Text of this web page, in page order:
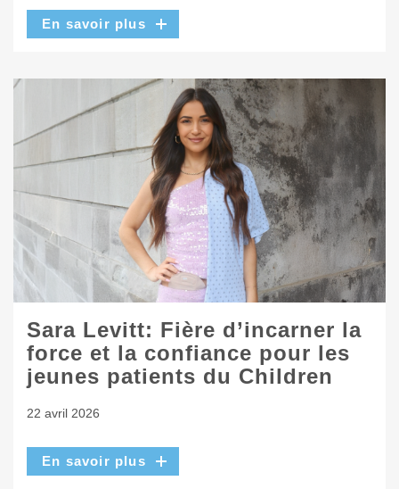
En savoir plus
Sara Levitt: Fière d’incarner la
force et la confiance pour les
jeunes patients du Children
22 avril 2026
En savoir plus